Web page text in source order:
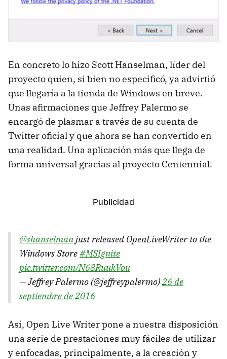
En concreto lo hizo Scott Hanselman, líder del
proyecto quien, si bien no especificó, ya advirtió
que llegaría a la tienda de Windows en breve.
Unas afirmaciones que Jeffrey Palermo se
encargó de plasmar a través de su cuenta de
Twitter oficial y que ahora se han convertido en
una realidad. Una aplicación más que llega de
forma universal gracias al proyecto Centennial.
@shanselmanjust released OpenLiveWriter to the
Windows Store#MSIgnite
pic.twitter.com/N68RuukVou
— Jeffrey Palermo (@jeffreypalermo)26 de
septiembre de 2016
Así, Open Live Writer pone a nuestra disposición
una serie de prestaciones muy fáciles de utilizar
y enfocadas, principalmente, a la creación y